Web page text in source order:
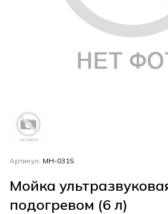
Артикул: MH-031S
Мойка
подогревом (6 л)